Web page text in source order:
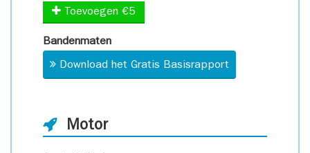
Toevoegen €5
Bandenmaten
Download het Gratis Basisrapport
Motor